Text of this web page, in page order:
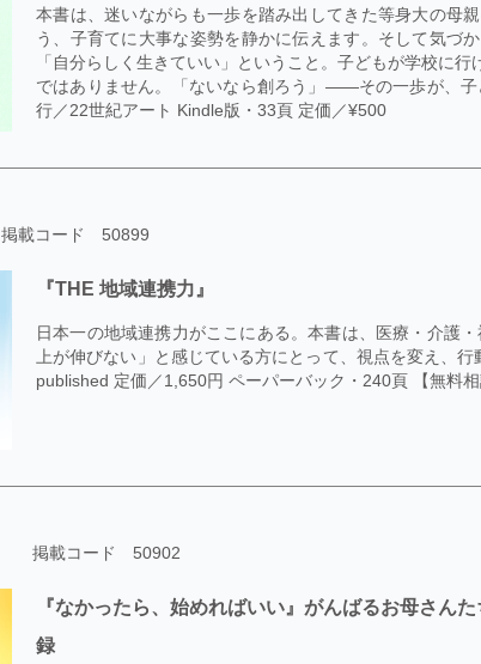
本書は、迷いながらも一歩を踏み出してきた等身大の母
う、子育てに大事な姿勢を静かに伝えます。そして気づ
「自分らしく生きていい」ということ。子どもが学校に
ではありません。「ないなら創ろう」——その一歩が、
行／22世紀アート Kindle版・33頁 定価／¥500
掲載コード 50899
『THE 地域連携力』
日本一の地域連携力がここにある。本書は、医療・介護
上が伸びない」と感じている方にとって、視点を変え、
published 定価／1,650円 ペーパーバック・240頁 【無料相
掲載コード 50902
『なかったら、始めればいい』がんばるお母さん
録